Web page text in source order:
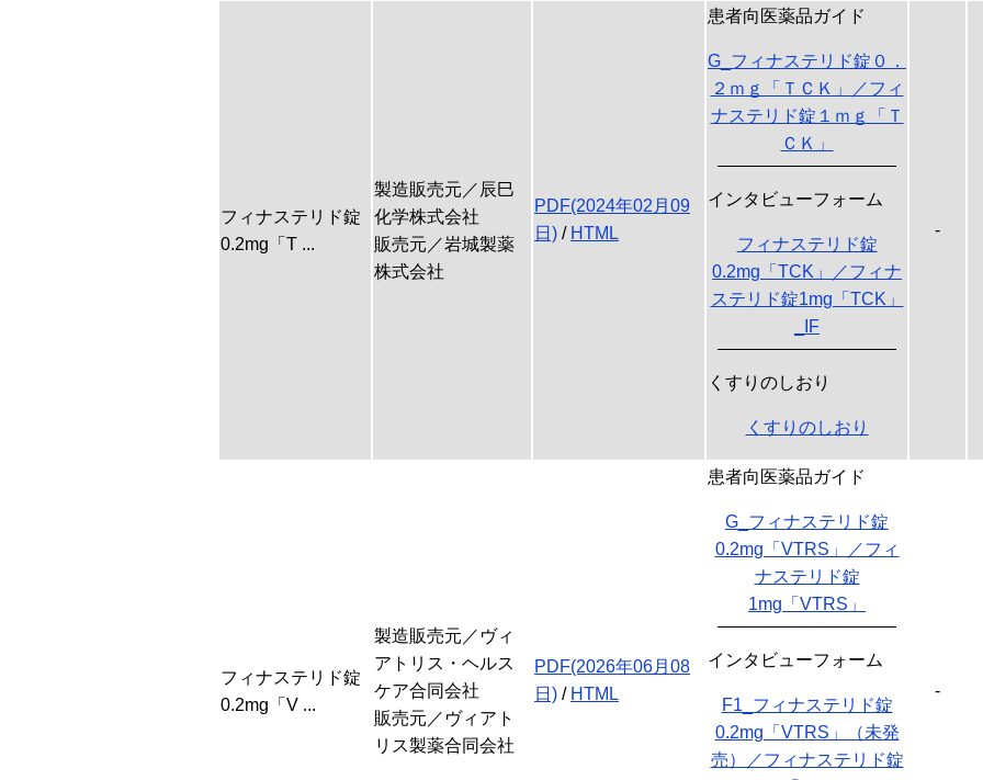
フィナステリド錠
0.2mg「T ...
製造販売元／辰巳
化学株式会社
販売元／岩城製薬
株式会社
PDF(2024年02月09
日) / HTML
患者向医薬品ガイド
G_フィナステリド錠０．
２ｍｇ「ＴＣＫ」／フィ
ナステリド錠１ｍｇ「Ｔ
ＣＫ」
インタビューフォーム
フィナステリド錠
0.2mg「TCK」／フィナ
ステリド錠1mg「TCK」
_IF
くすりのしおり
くすりのしおり
-
フィナステリド錠
0.2mg「V ...
製造販売元／ヴィ
アトリス・ヘルス
ケア合同会社
販売元／ヴィアト
リス製薬合同会社
PDF(2026年06月08
日) / HTML
患者向医薬品ガイド
G_フィナステリド錠
0.2mg「VTRS」／フィ
ナステリド錠
1mg「VTRS」
インタビューフォーム
F1_フィナステリド錠
0.2mg「VTRS」（未発
売）／フィナステリド錠
-